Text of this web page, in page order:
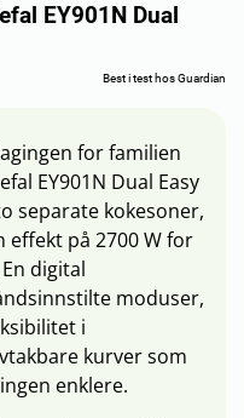
EY901N Dual
Best i test hos Guardian
for familien
EY901N Dual Easy
separate kokesoner,
effekt på 2700 W for
digital
moduser,
i
kurver som
enklere.